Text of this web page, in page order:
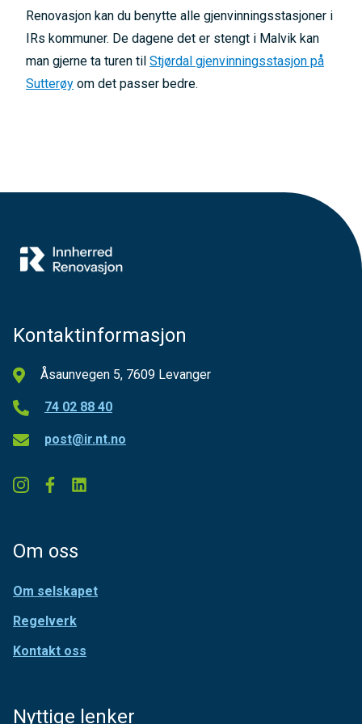
Renovasjon kan du benytte alle gjenvinningsstasjoner i
IRs kommuner. De dagene det er stengt i Malvik kan
man gjerne ta turen til Stjørdal gjenvinningsstasjon på
Sutterøy om det passer bedre.
Kontaktinformasjon
Åsaunvegen 5, 7609 Levanger
74 02 88 40
post@ir.nt.no
Om oss
Om selskapet
Regelverk
Kontakt oss
Nyttige lenker